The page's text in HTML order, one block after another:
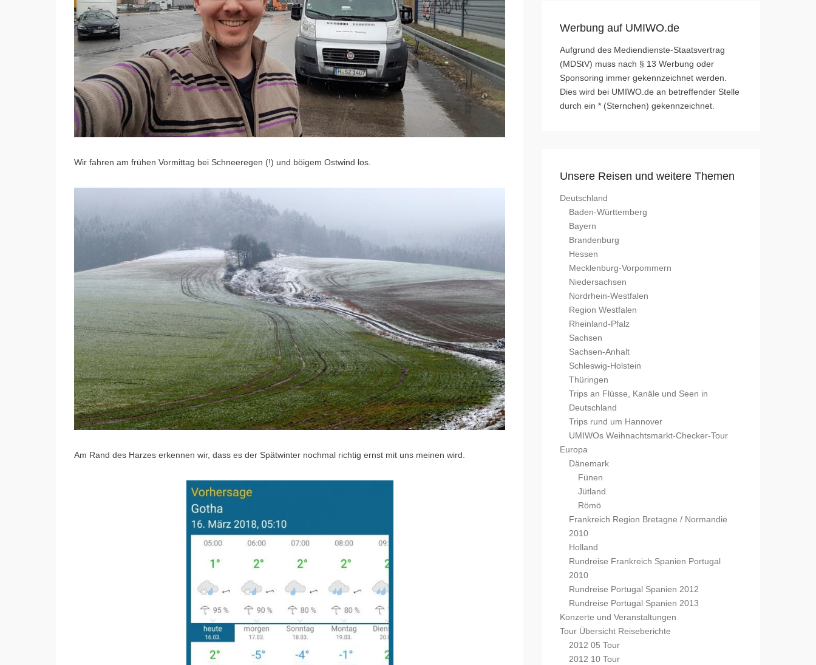
Wir fahren am frühen Vormittag bei Schneeregen (!) und böigem Ostwind los.
Am Rand des Harzes erkennen wir, dass es der Spätwinter nochmal richtig ernst mit uns meinen wird.
Werbung auf UMIWO.de
Aufgrund des Mediendienste-Staatsvertrag
(MDStV) muss nach § 13 Werbung oder
Sponsoring immer gekennzeichnet werden.
Dies wird bei UMIWO.de an betreffender Stelle
durch ein * (Sternchen) gekennzeichnet.
Unsere Reisen und weitere Themen
Deutschland
Baden-Württemberg
Bayern
Brandenburg
Hessen
Mecklenburg-Vorpommern
Niedersachsen
Nordrhein-Westfalen
Region Westfalen
Rheinland-Pfalz
Sachsen
Sachsen-Anhalt
Schleswig-Holstein
Thüringen
Trips an Flüsse, Kanäle und Seen in
Deutschland
Trips rund um Hannover
UMIWOs Weihnachtsmarkt-Checker-Tour
Europa
Dänemark
Fünen
Jütland
Römö
Frankreich Region Bretagne / Normandie
2010
Holland
Rundreise Frankreich Spanien Portugal
2010
Rundreise Portugal Spanien 2012
Rundreise Portugal Spanien 2013
Konzerte und Veranstaltungen
Tour Übersicht Reiseberichte
2012 05 Tour
2012 10 Tour